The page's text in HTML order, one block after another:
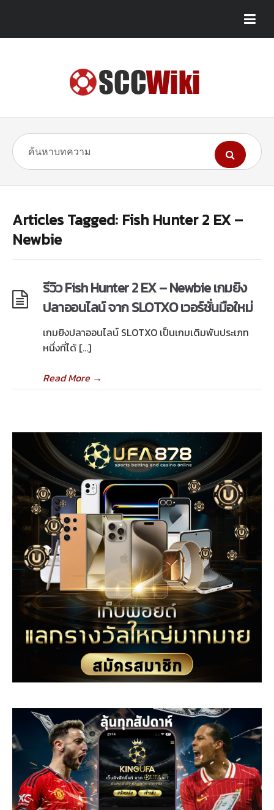
Articles Tagged: Fish Hunter 2 EX –
Newbie
รีวิว Fish Hunter 2 EX – Newbie เกมยิง
ปลาออนไลน์ จาก SLOTXO เวอร์ชั่นมือใหม่
เกมยิงปลาออนไลน์ SLOTXO เป็นเกมเดิมพันประเภท
หนึ่งที่ได้ […]
Read More→